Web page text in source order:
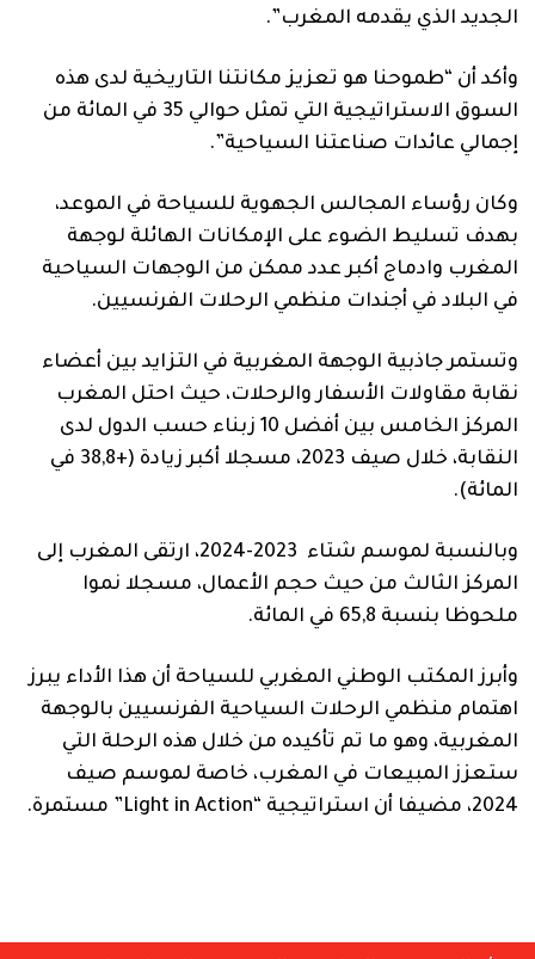
الجديد الذي يقدمه المغرب”.
وأكد أن “طموحنا هو تعزيز مكانتنا التاريخية لدى هذه
السوق الاستراتيجية التي تمثل حوالي 35 في المائة من
إجمالي عائدات صناعتنا السياحية”.
وكان رؤساء المجالس الجهوية للسياحة في الموعد،
بهدف تسليط الضوء على الإمكانات الهائلة لوجهة
المغرب وادماج أكبر عدد ممكن من الوجهات السياحية
في البلاد في أجندات منظمي الرحلات الفرنسيين.
وتستمر جاذبية الوجهة المغربية في التزايد بين أعضاء
نقابة مقاولات الأسفار والرحلات، حيث احتل المغرب
المركز الخامس بين أفضل 10 زبناء حسب الدول لدى
النقابة، خلال صيف 2023، مسجلا أكبر زيادة (+38,8 في
المائة).
وبالنسبة لموسم شتاء 2023-2024، ارتقى المغرب إلى
المركز الثالث من حيث حجم الأعمال، مسجلا نموا
ملحوظا بنسبة 65,8 في المائة.
وأبرز المكتب الوطني المغربي للسياحة أن هذا الأداء يبرز
اهتمام منظمي الرحلات السياحية الفرنسيين بالوجهة
المغربية، وهو ما تم تأكيده من خلال هذه الرحلة التي
ستعزز المبيعات في المغرب، خاصة لموسم صيف
2024، مضيفا أن استراتيجية “Light in Action” مستمرة.